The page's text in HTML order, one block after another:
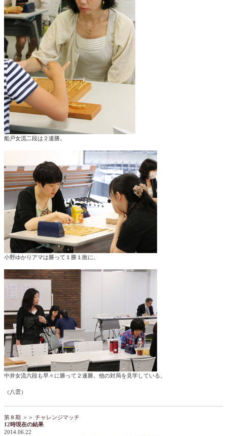
船戸女流二段は２連勝。
小野ゆかりアマは勝って１勝１敗に。
中井女流六段も早々に勝って２連勝。他の対局を見学している。
（八雲）
第８期 ＞＞ チャレンジマッチ
12時現在の結果
2014.06.22